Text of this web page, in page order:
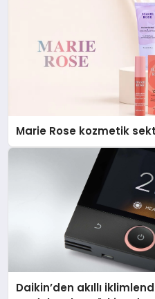
Marie Rose kozmetik
Daikin’den akıllı